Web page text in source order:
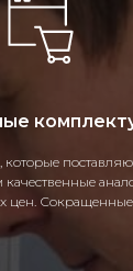
которые
цен.